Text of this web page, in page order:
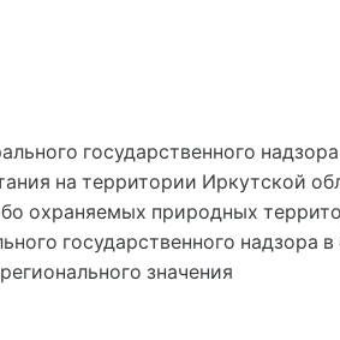
государственного
на территории Иркутской
охраняемых природных
государственного надзора в
значения